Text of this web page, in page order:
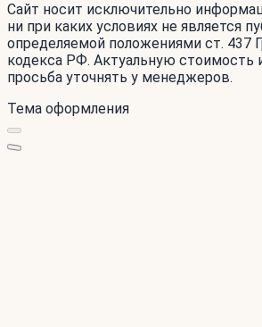
Сайт носит исключительно
ни при каких условиях не является
определяемой положениями ст. 437
кодекса РФ. Актуальную стоимость
просьба уточнять у менеджеров.
Тема оформления